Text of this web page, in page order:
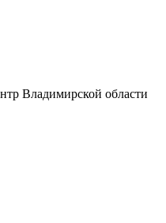
Владимирской области